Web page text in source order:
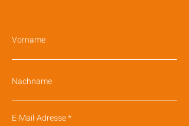
Vorname
Nachname
E-Mail-Adresse